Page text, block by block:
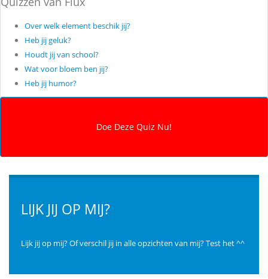
Over welk element beschik jij?
Heb jij geluk?
Houdt jij van school?
Wat voor bloem ben jij?
Heb jij humor?
LIJK JIJ OP MIJ?
Lijk jij op mij? Of verschil jij in alle opzichten van mij? Test het ^^